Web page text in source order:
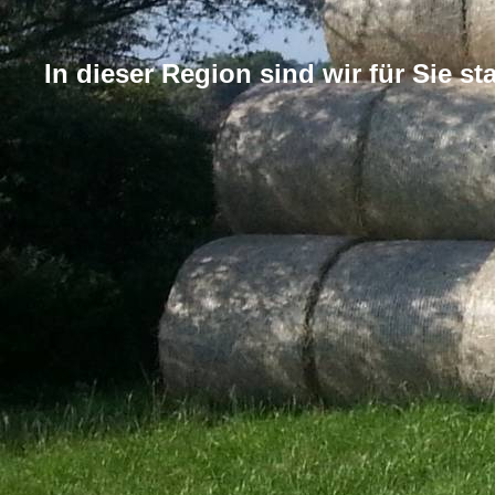
In dieser Region sind wir für Sie